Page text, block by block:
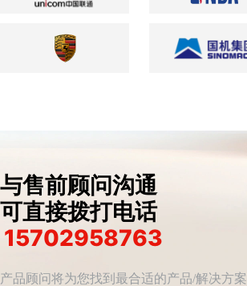
与售前顾问沟通
可直接拨打电话
15702958763
产品顾问将为您找到最合适的产品/解决方案